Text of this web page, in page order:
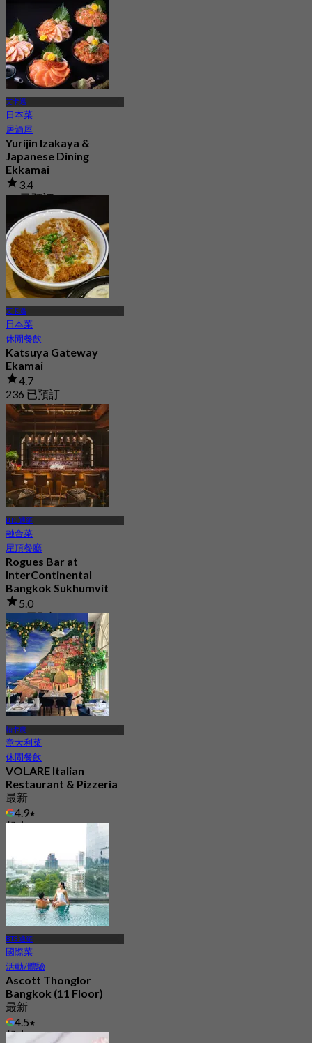
艾卡邁
日本菜
居酒屋
Yurijin Izakaya &
Japanese Dining
Ekkamai
3.4
21 已預訂
฿ 530
艾卡邁
日本菜
休閒餐飲
Katsuya Gateway
Ekamai
4.7
236 已預訂
起฿ 237.5
BTS 通羅
融合菜
屋頂餐廳
Rogues Bar at
InterContinental
Bangkok Sukhumvit
5.0
289 已預訂
起฿ 395
帕卡農
意大利菜
休閒餐飲
VOLARE Italian
Restaurant & Pizzeria
最新
4.9
起฿ 675
BTS 通羅
國際菜
活動/體驗
Ascott Thonglor
Bangkok (11 Floor)
最新
4.5
起฿ 765